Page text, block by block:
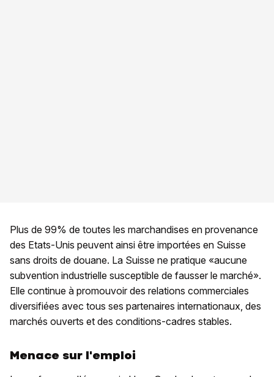
Plus de 99% de toutes les marchandises en provenance
des Etats-Unis peuvent ainsi être importées en Suisse
sans droits de douane. La Suisse ne pratique «aucune
subvention industrielle susceptible de fausser le marché».
Elle continue à promouvoir des relations commerciales
diversifiées avec tous ses partenaires internationaux, des
marchés ouverts et des conditions-cadres stables.
Menace sur l'emploi